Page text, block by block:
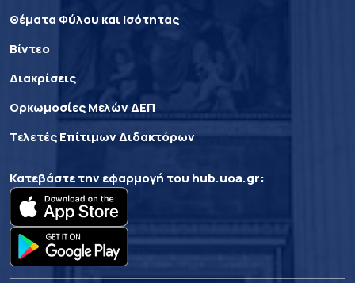
Θέματα Φύλου και Ισότητας
Βίντεο
Διακρίσεις
Ορκωμοσίες Μελών ΔΕΠ
Τελετές Επίτιμων Διδακτόρων
Κατεβάστε την εφαρμογή του hub.uoa.gr: